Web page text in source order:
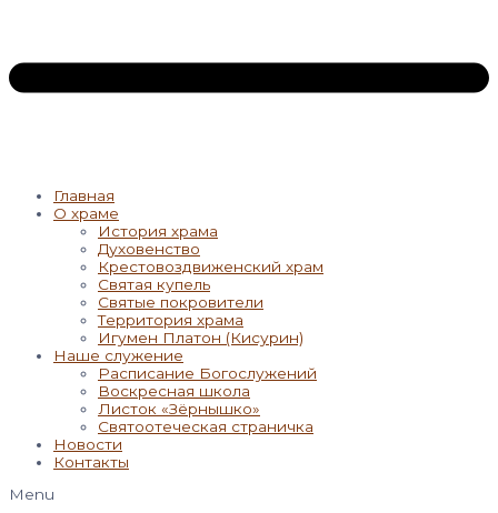
Главная
О храме
История храма
Духовенство
Крестовоздвиженский храм
Святая купель
Святые покровители
Территория храма
Игумен Платон (Кисурин)
Наше служение
Расписание Богослужений
Воскресная школа
Листок «Зёрнышко»
Святоотеческая страничка
Новости
Контакты
Menu